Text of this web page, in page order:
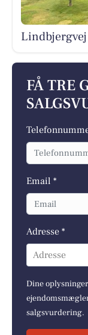
FÅ TRE
Email *
Adresse *
Adresse
Dine
salgsvurdering.